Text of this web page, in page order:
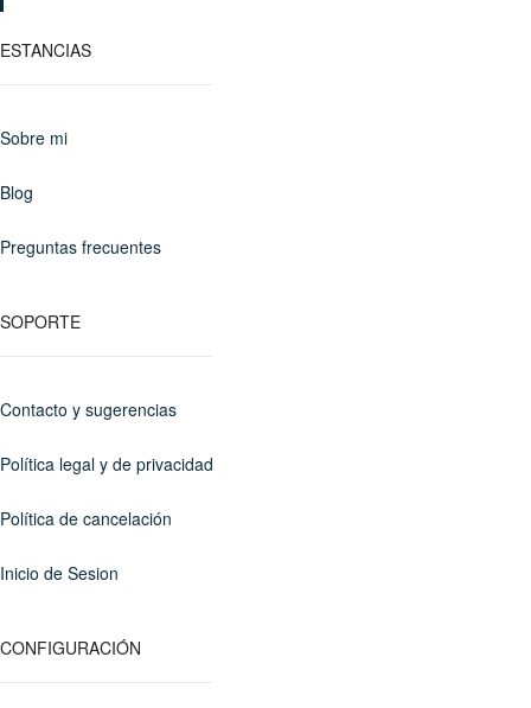
ESTANCIAS
Sobre mi
Blog
Preguntas frecuentes
SOPORTE
Contacto y sugerencias
Política legal y de privacidad
Política de cancelación
Inicio de Sesion
CONFIGURACIÓN